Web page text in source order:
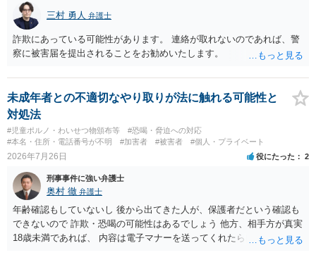
加の報告を行ってください。
三村 勇人 弁護士
詐欺にあっている可能性があります。 連絡が取れないのであれば、警
察に被害届を提出されることをお勧めいたします。
未成年者との不適切なやり取りが法に触れる可能性と
対処法
#児童ポルノ・わいせつ物頒布等
#恐喝・脅迫への対応
#本名・住所・電話番号が不明
#加害者 #被害者 #個人・プライベート
2026年7月26日 役にたった 2
刑事事件に強い弁護士
奥村 徹 弁護士
年齢確認もしていないし 後から出てきた人が、保護者だという確認も
できないので 詐欺・恐喝の可能性はあるでしょう 他方、相手方が真実
18歳未満であれば、 内容は電子マナーを送ってくれたら自慰行為など